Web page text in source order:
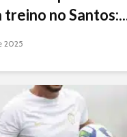
treino no
2025